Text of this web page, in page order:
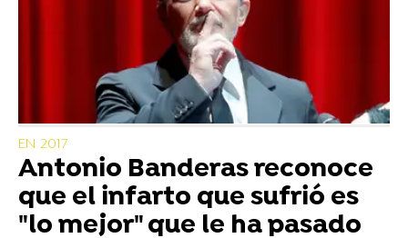
EN 2017
Antonio Banderas reconoce
que el infarto que sufrió es
"lo mejor" que le ha pasado